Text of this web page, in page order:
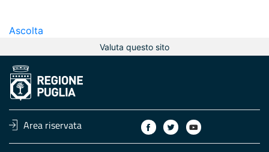
Ascolta
Valuta questo sito
Area riservata